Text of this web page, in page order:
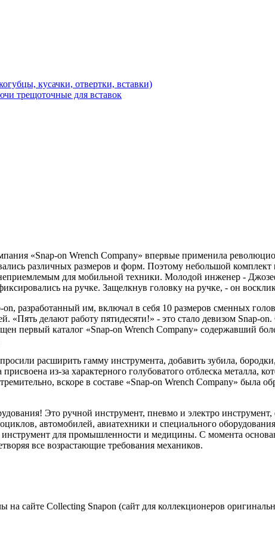
кусачки, отвертки, вставки)
трещоточные для вставок
«Snap-on Wrench Company» впервые применила
различных размеров и форм. Поэтому небольшой
для мобильной техники. Молодой инженер -
на ручке. Защелкнув головку на ручке, - он
разработанный им, включал в себя 10 размеров сменных
«Пять делают работу пятидесяти!» - это стало девизом Snap-
первый каталог «Snap-on Wrench Company» содержавший
расширить гамму инструмента, добавить зубила,
из-за характерного голубоватого отблеска металла,
вскоре в составе «Snap-on Wrench Company» была
Это ручной инструмент, пневмо и электро
автомобилей, авиатехники и специального
для промышленности и медицины. С момента
все возрастающие требования механиков.
на сайте Collecting Snapon (сайт для коллекционеров